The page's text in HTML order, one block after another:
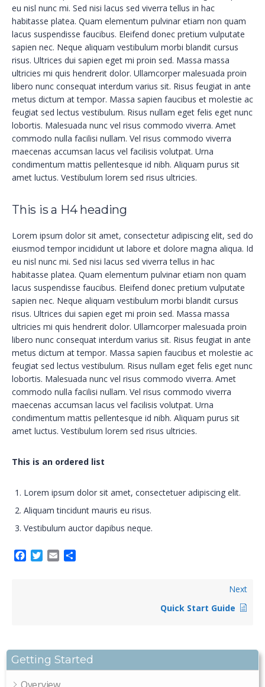
Getting Started
eu nisl nunc mi. Sed nisi lacus sed viverra tellus in hac
habitasse platea. Quam elementum pulvinar etiam non quam
lacus suspendisse faucibus. Eleifend donec pretium vulputate
sapien nec. Neque aliquam vestibulum morbi blandit cursus
risus. Ultrices dui sapien eget mi proin sed. Massa massa
ultricies mi quis hendrerit dolor. Ullamcorper malesuada proin
libero nunc consequat interdum varius sit. Risus feugiat in ante
metus dictum at tempor. Massa sapien faucibus et molestie ac
feugiat sed lectus vestibulum. Risus nullam eget felis eget nunc
lobortis. Malesuada nunc vel risus commodo viverra. Amet
commodo nulla facilisi nullam. Vel risus commodo viverra
maecenas accumsan lacus vel facilisis volutpat. Urna
condimentum mattis pellentesque id nibh. Aliquam purus sit
amet luctus. Vestibulum lorem sed risus ultricies.
This is a H4 heading
Lorem ipsum dolor sit amet, consectetur adipiscing elit, sed do
eiusmod tempor incididunt ut labore et dolore magna aliqua. Id
eu nisl nunc mi. Sed nisi lacus sed viverra tellus in hac
habitasse platea. Quam elementum pulvinar etiam non quam
lacus suspendisse faucibus. Eleifend donec pretium vulputate
sapien nec. Neque aliquam vestibulum morbi blandit cursus
risus. Ultrices dui sapien eget mi proin sed. Massa massa
ultricies mi quis hendrerit dolor. Ullamcorper malesuada proin
libero nunc consequat interdum varius sit. Risus feugiat in ante
metus dictum at tempor. Massa sapien faucibus et molestie ac
feugiat sed lectus vestibulum. Risus nullam eget felis eget nunc
lobortis. Malesuada nunc vel risus commodo viverra. Amet
commodo nulla facilisi nullam. Vel risus commodo viverra
maecenas accumsan lacus vel facilisis volutpat. Urna
condimentum mattis pellentesque id nibh. Aliquam purus sit
amet luctus. Vestibulum lorem sed risus ultricies.
This is an ordered list
Lorem ipsum dolor sit amet, consectetuer adipiscing elit.
Aliquam tincidunt mauris eu risus.
Vestibulum auctor dapibus neque.
Facebook
Twitter
Email
Next
Quick Start Guide